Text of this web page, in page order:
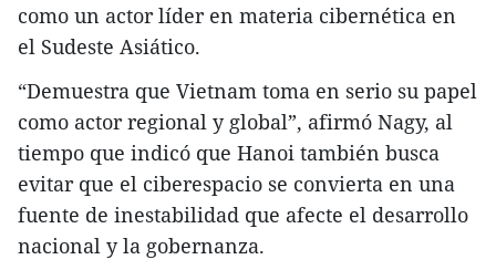
como un actor líder en materia cibernética en
el Sudeste Asiático.
“Demuestra que Vietnam toma en serio su papel
como actor regional y global”, afirmó Nagy, al
tiempo que indicó que Hanoi también busca
evitar que el ciberespacio se convierta en una
fuente de inestabilidad que afecte el desarrollo
nacional y la gobernanza.